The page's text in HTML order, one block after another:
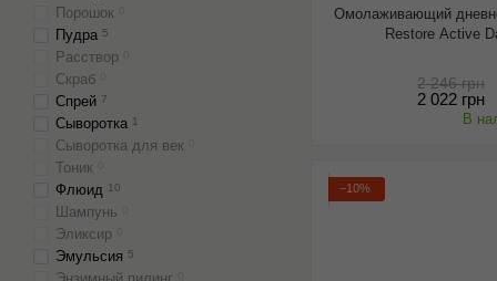
Омолаживающий
Restore Active
2 246 грн
2 022 грн
В
−10%
Порошок
Пудра 5
Расствор
Скраб
Спрей 7
Сыворотка 1
Сыворотка для век
Тоник
Флюид 10
Шампунь
Эликсир
Эмульсия 5